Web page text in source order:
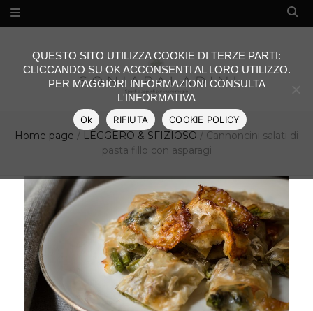
Home page / LEGGERO & SFIZIOSO / Cannoncini salati di
pasta fillo con asparagi
QUESTO SITO UTILIZZA COOKIE DI TERZE PARTI:
CLICCANDO SU OK ACCONSENTI AL LORO UTILIZZO.
PER MAGGIORI INFORMAZIONI CONSULTA
L'INFORMATIVA
Ok RIFIUTA COOKIE POLICY